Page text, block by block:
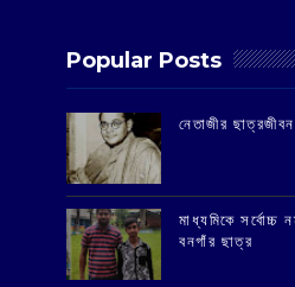
Popular Posts
‌নেতাজীর ছাত্রজীবন
মাধ্যমিকে সর্বোচ্চ
বনগাঁর ছাত্র